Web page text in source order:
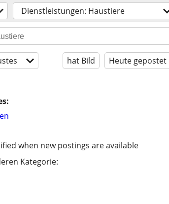
Dienstleistungen: Haustiere
hat Bild Heute gepostet
when new postings are available
Kategorie: